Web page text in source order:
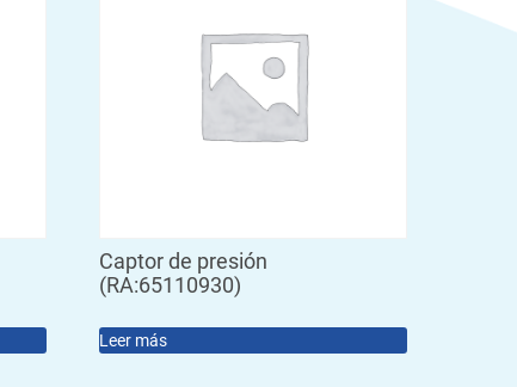
Captor de presión
(RA:65110930)
Leer más